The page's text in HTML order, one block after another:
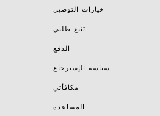
خيارات التوصيل
تتبع طلبي
الدفع
سياسة الإسترجاع
مكافأتي
المساعدة